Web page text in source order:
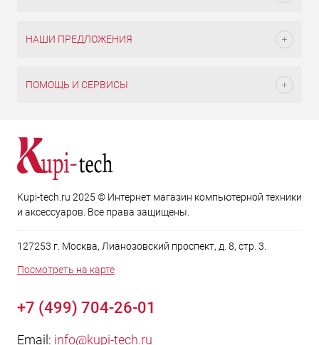
НАШИ ПРЕДЛОЖЕНИЯ
ПОМОЩЬ И СЕРВИСЫ
Kupi-tech.ru 2025 © Интернет магазин компьютерной техники
и аксессуаров. Все права защищены.
127253 г. Москва, Лианозовский проспект, д. 8, стр. 3.
Посмотреть на карте
+7 (499) 704-26-01
Email: info@kupi-tech.ru